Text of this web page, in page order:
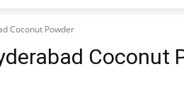
Coconut Powder
Coconut